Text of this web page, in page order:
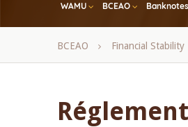
WAMU BCEAO
Breadcrumb
BCEAO Financial Stability